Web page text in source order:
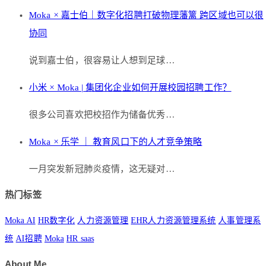
Moka × 嘉士伯｜数字化招聘打破物理藩篱 跨区域也可以很
协同
说到嘉士伯，很容易让人想到足球…
小米 × Moka | 集团化企业如何开展校园招聘工作？
很多公司喜欢把校招作为储备优秀…
Moka × 乐学 ｜ 教育风口下的人才竞争策略
一月突发新冠肺炎疫情，这无疑对…
热门标签
Moka AI HR数字化 人力资源管理 EHR人力资源管理系统 人事管理系
统 AI招聘 Moka HR saas